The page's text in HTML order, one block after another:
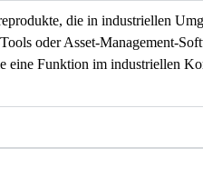
die in industriellen
oder Asset-Management-
eine Funktion im industriellen